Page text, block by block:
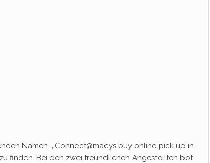
Namen „Connect@macys buy online pick up in-
finden. Bei den zwei freundlichen Angestellten bot